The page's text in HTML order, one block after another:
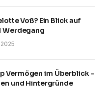
Voß? Ein Blick auf
Werdegang
Vermögen im Überblick –
und Hintergründe